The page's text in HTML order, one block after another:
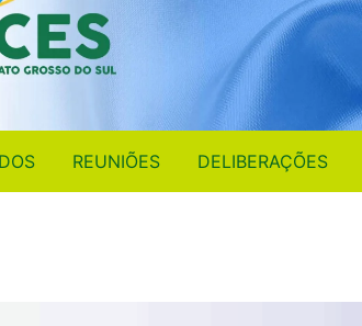
REUNIÕES DELIBERAÇÕES